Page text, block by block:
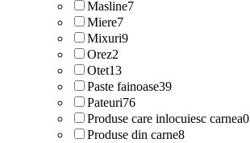
Masline7
Miere7
Mixuri9
Orez2
Otet13
Paste fainoase39
Pateuri76
Produse care inlocuiesc carnea0
Produse din carne8